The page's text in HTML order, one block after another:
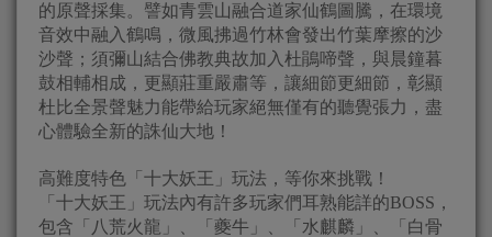
的原聲採集。譬如青雲山融合道家仙鶴圖騰，在環境
音效中融入鶴鳴，微風拂過竹林會發出竹葉摩擦的沙
沙聲；須彌山結合佛教典故加入杜鵑啼聲，與晨鐘暮
鼓相輔相成，更顯莊重嚴肅等，讓細節更細節，彰顯
杜比全景聲魅力能帶給玩家絕無僅有的聽覺張力，盡
心體驗全新的誅仙大地！
高難度特色「十大妖王」玩法，等你來挑戰！
「十大妖王」玩法內有許多玩家們耳熟能詳的BOSS，
包含「八荒火龍」、「夔牛」、「水麒麟」、「白骨